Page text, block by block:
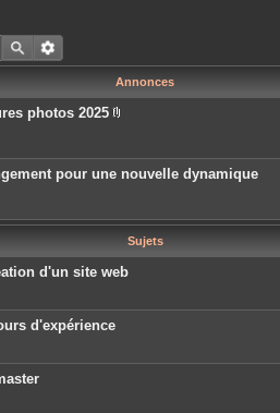
Annonces
photos 2025
c
e
i
t
e
s
pour une nouvelle dynamique
Sujets
d'un site web
d'expérience